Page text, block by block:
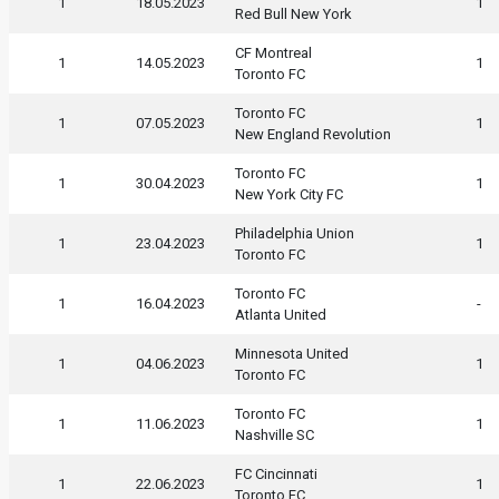
Red Bull New York
1 14.05.2023
CF Montreal
Toronto FC
1
1 07.05.2023
Toronto FC
New England Revolution
1
1 30.04.2023
Toronto FC
New York City FC
1
1 23.04.2023
Philadelphia Union
Toronto FC
1
1 16.04.2023
Toronto FC
Atlanta United
-
1 04.06.2023
Minnesota United
Toronto FC
1
1 11.06.2023
Toronto FC
Nashville SC
1
1 22.06.2023
FC Cincinnati
Toronto FC
1